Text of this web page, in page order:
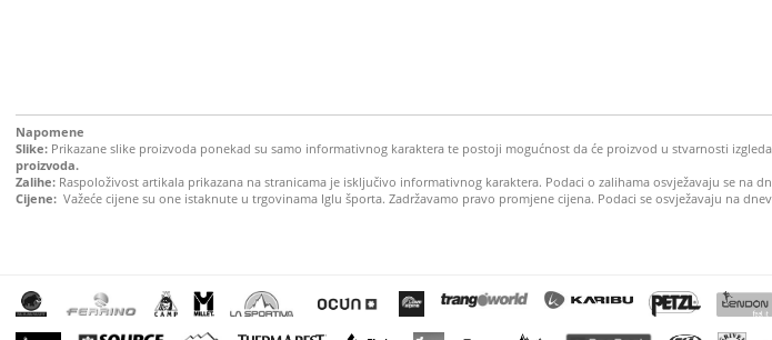
Napomene
Slike: Prikazane slike proizvoda ponekad su samo informativnog karaktera te postoji mogućnost da će proizvod u stvarnosti
proizvoda.
Zalihe: Raspoloživost artikala prikazana na stranicama je isključivo informativnog karaktera. Podaci o zalihama osvježavaju se na
Cijene: Važeće cijene su one istaknute u trgovinama Iglu športa. Zadržavamo pravo promjene cijena. Podaci se osvježavaju na